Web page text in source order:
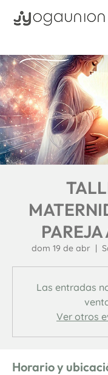
dom 19 de abr
  |
Las entradas
Ver otros
Horario y